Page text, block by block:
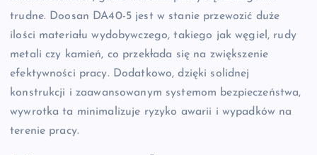
trudne. Doosan DA40-5 jest w stanie przewozić duże
ilości materiału wydobywczego, takiego jak węgiel, rudy
metali czy kamień, co przekłada się na zwiększenie
efektywności pracy. Dodatkowo, dzięki solidnej
konstrukcji i zaawansowanym systemom bezpieczeństwa,
wywrotka ta minimalizuje ryzyko awarii i wypadków na
terenie pracy.